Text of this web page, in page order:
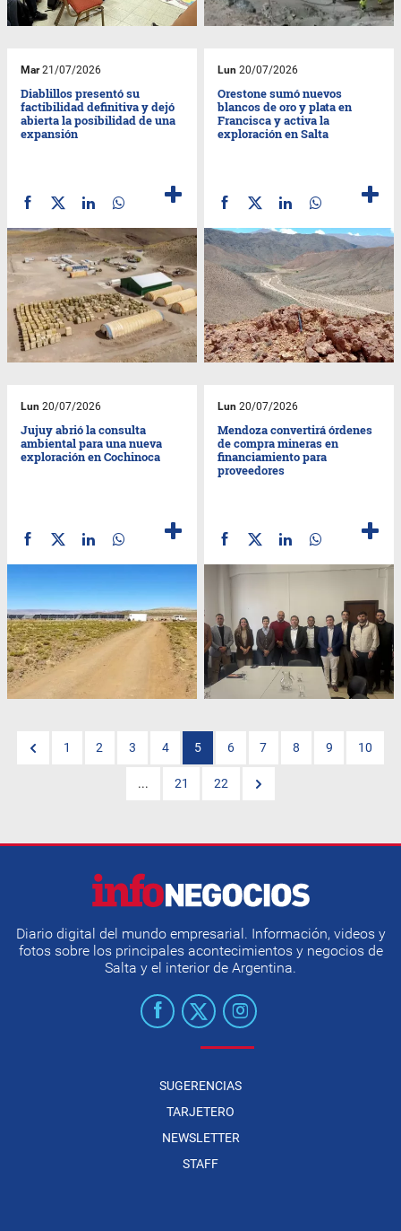
Mar21/07/2026
Diablillos presentó su
factibilidad definitiva y dejó
abierta la posibilidad de una
expansión
Lun 20/07/2026
Orestone sumó nuevos
blancos de oro y plata en
Francisca y activa la
exploración en Salta
Lun 20/07/2026
Jujuy abrió la consulta
ambiental para una nueva
exploración en Cochinoca
Lun 20/07/2026
Mendoza convertirá órdenes
de compra mineras en
financiamiento para
proveedores
1 2 3 4 5 6 7 8 9 10
... 21 22
Diario digital del mundo empresarial. Información, videos y
fotos sobre los principales acontecimientos y negocios de
Salta y el interior de Argentina.
SUGERENCIAS
TARJETERO
NEWSLETTER
STAFF